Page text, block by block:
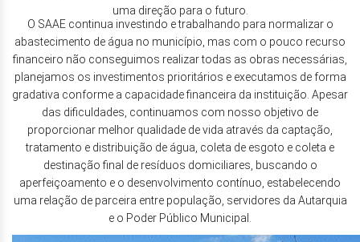
uma direção para o futuro.
O SAAE continua investindo e trabalhando para normalizar o
abastecimento de água no município, mas com o pouco recurso
financeiro não conseguimos realizar todas as obras necessárias,
planejamos os investimentos prioritários e executamos de forma
gradativa conforme a capacidade financeira da instituição. Apesar
das dificuldades, continuamos com nosso objetivo de
proporcionar melhor qualidade de vida através da captação,
tratamento e distribuição de água, coleta de esgoto e coleta e
destinação final de resíduos domiciliares, buscando o
aperfeiçoamento e o desenvolvimento contínuo, estabelecendo
uma relação de parceira entre população, servidores da Autarquia
e o Poder Público Municipal.